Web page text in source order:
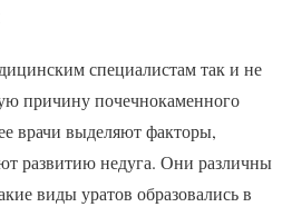
специалистам так и не
причину почечнокаменного
врачи выделяют факторы,
развитию недуга. Они различны
виды уратов образовались в